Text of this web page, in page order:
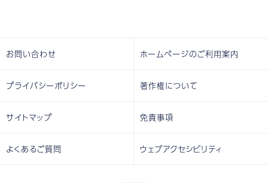
お問い合わせ ホームページのご利用案内
プライバシーポリシー 著作権について
サイトマップ 免責事項
よくあるご質問 ウェブアクセシビリティ